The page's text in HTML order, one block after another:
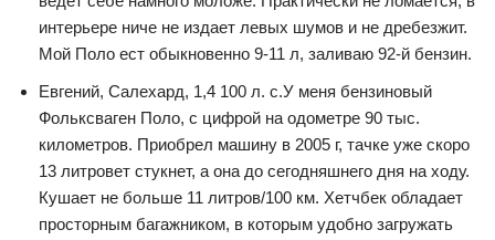
интерьере ниче не издает левых шумов и не дребезжит.
Мой Поло ест обыкновенно 9-11 л, заливаю 92-й бензин.
Евгений, Салехард, 1,4 100 л. с.У меня бензиновый
Фольксваген Поло, с цифрой на одометре 90 тыс.
километров. Приобрел машину в 2005 г, тачке уже скоро
13 литровет стукнет, а она до сегодняшнего дня на ходу.
Кушает не больше 11 литров/100 км. Хетчбек обладает
просторным багажником, в которым удобно загружать